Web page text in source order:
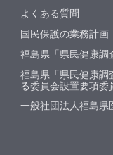
よくある質問
国民保護の業務計画
福島県「県民健康調
福島県「県民健康調
る委員会設置要項委
一般社団法人福島